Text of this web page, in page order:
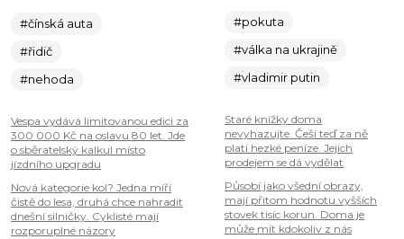
#čínská auta
#řidič
#nehoda
Vespa vydává limitovanou edici za
300 000 Kč na oslavu 80 let. Jde
o sběratelský kalkul místo
jízdního upgradu
Nová kategorie kol? Jedna míří
čistě do lesa, druhá chce nahradit
dnešní silničky. Cyklisté mají
rozporuplné názory
#pokuta
#válka na ukrajině
#vladimir putin
Staré knížky doma
nevyhazujte. Češi teď za ně
platí hezké peníze. Jejich
prodejem se dá vydělat
Působí jako všední obrazy,
mají přitom hodnotu vyšších
stovek tisíc korun. Doma je
může mít kdokoliv z nás